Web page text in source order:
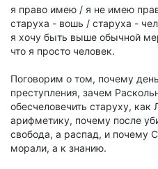
я право имею / я не имею
старуха - вошь / старуха -
я хочу быть выше обычной
что я просто человек.
Поговорим о том, почему
преступления, зачем
обесчеловечить старуху, как
арифметику, почему после
свобода, а распад, и почему
морали, а к знанию.